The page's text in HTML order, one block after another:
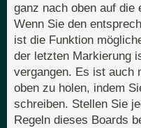
ganz nach oben auf die
Wenn Sie den
ist die Funktion
der letzten Markierung
vergangen. Es ist auch
oben zu holen, indem
schreiben. Stellen Sie
Regeln dieses Boards